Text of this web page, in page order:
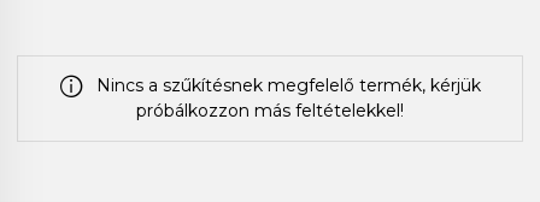
Nincs a szűkítésnek megfelelő termék, kérjük
próbálkozzon más feltételekkel!